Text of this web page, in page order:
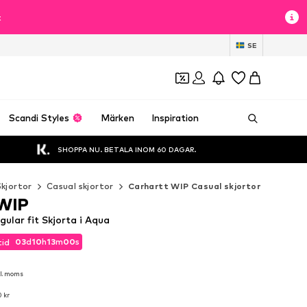
SE
Scandi Styles Märken Inspiration
SHOPPA NU. BETALA INOM 60 DAGAR.
Casual skjortor Carhartt WIP Casual skjortor
03d10h12m58s
moms
kr
03d10h12m58s
moms
fit Skjorta i Aqua